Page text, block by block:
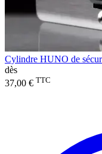
Cylindre HUNO de
dès
37,00 € TTC